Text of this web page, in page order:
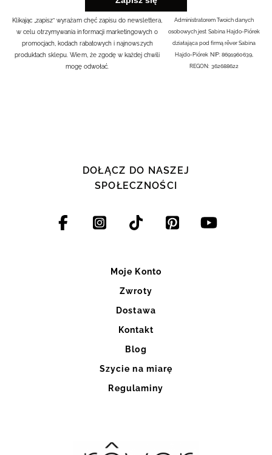
Klikając „zapisz” wyrażam chęć zapisu do newslettera,
w celu otrzymywania informacji marketingowych o
promocjach, kodach rabatowych i najnowszych
produktach sklepu. Wiem, że zgodę w każdej chwili
mogę odwołać.
Administratorem Twoich danych
osobowych jest Sabina Hajdo-Piórek
działająca pod firmą rêver Sabina
Hajdo-Piórek NIP: 8691960639,
REGON: 362688622
DOŁĄCZ DO NASZEJ
SPOŁECZNOŚCI
Moje Konto
Zwroty
Dostawa
Kontakt
Blog
Szycie na miarę
Regulaminy